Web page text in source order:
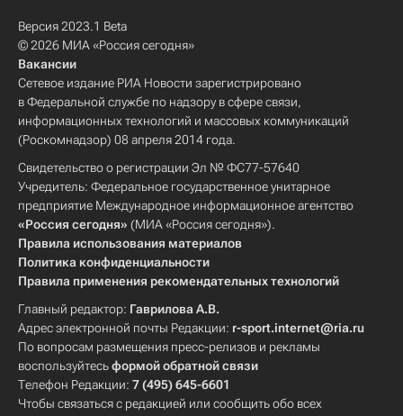
Версия 2023.1 Beta
© 2026 МИА «Россия сегодня»
Вакансии
Сетевое издание РИА Новости зарегистрировано
в Федеральной службе по надзору в сфере связи,
информационных технологий и массовых коммуникаций
(Роскомнадзор) 08 апреля 2014 года.
Свидетельство о регистрации Эл № ФС77-57640
Учредитель: Федеральное государственное унитарное
предприятие Международное информационное агентство
«Россия сегодня» (МИА «Россия сегодня»).
Правила использования материалов
Политика конфиденциальности
Правила применения рекомендательных технологий
Главный редактор: Гаврилова А.В.
Адрес электронной почты Редакции: r-sport.internet@ria.ru
По вопросам размещения пресс-релизов и рекламы
воспользуйтесьформой обратной связи
Телефон Редакции: 7 (495) 645-6601
Чтобы связаться с редакцией или сообщить обо всех